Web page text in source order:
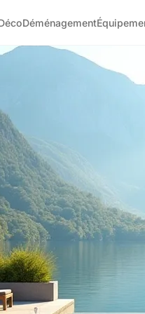
Déménagement